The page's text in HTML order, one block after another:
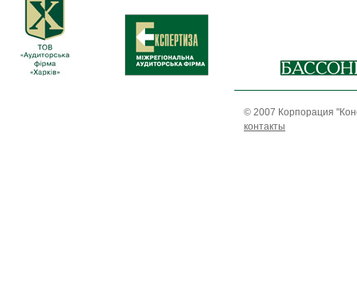
© 2007 Корпорация
контакты